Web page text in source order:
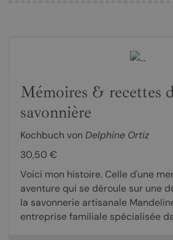
Mémoires & recettes
savonnière
Kochbuch von Delphine Ortiz
30,50 €
Voici mon histoire. Celle d'une
aventure qui se déroule sur une
la savonnerie artisanale
entreprise familiale spécialisée